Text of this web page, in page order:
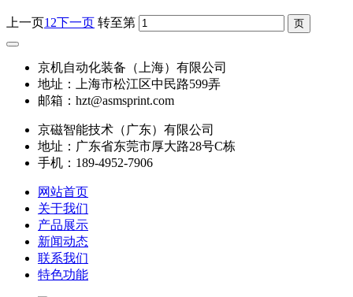
上一页1 2下一页 转至第
京机自动化装备（上海）有限公司
地址：上海市松江区中民路599弄
邮箱：hzt@asmsprint.com
京磁智能技术（广东）有限公司
地址：广东省东莞市厚大路28号C栋
手机：189-4952-7906
网站首页
关于我们
产品展示
新闻动态
联系我们
特色功能